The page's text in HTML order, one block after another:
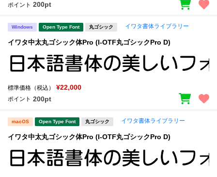
ポイント 200pt
Windows Open Type Font 丸ゴシック イワタ書体ライブラリー
イワタ中太丸ゴシック体Pro (I-OTF丸ゴシックPro D)
標準価格（税込） ¥22,000
ポイント 200pt
macOS Open Type Font 丸ゴシック イワタ書体ライブラリー
イワタ中太丸ゴシック体Pro (I-OTF丸ゴシックPro D)